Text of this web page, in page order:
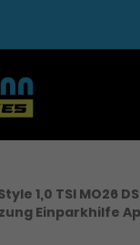
1,0 TSI MO26
Einparkhilfe